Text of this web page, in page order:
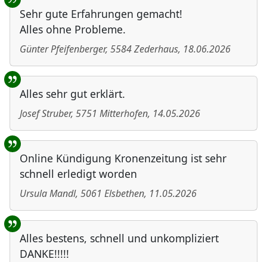
Benutzer-Rückmeldungen
Sehr gute Erfahrungen gemacht!
Alles ohne Probleme.
Günter Pfeifenberger, 5584Zederhaus, 18.06.2026
Alles sehr gut erklärt.
Josef Struber, 5751 Mitterhofen, 14.05.2026
Online Kündigung Kronenzeitung ist sehr
schnell erledigt worden
Ursula Mandl, 5061 Elsbethen, 11.05.2026
Alles bestens, schnell und unkompliziert
DANKE!!!!!